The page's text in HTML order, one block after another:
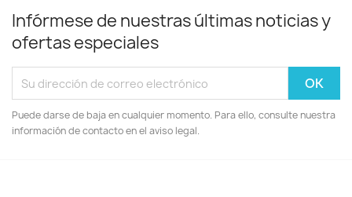
Infórmese de nuestras últimas noticias y
ofertas especiales
Puede darse de baja en cualquier momento. Para ello, consulte nuestra
información de contacto en el aviso legal.